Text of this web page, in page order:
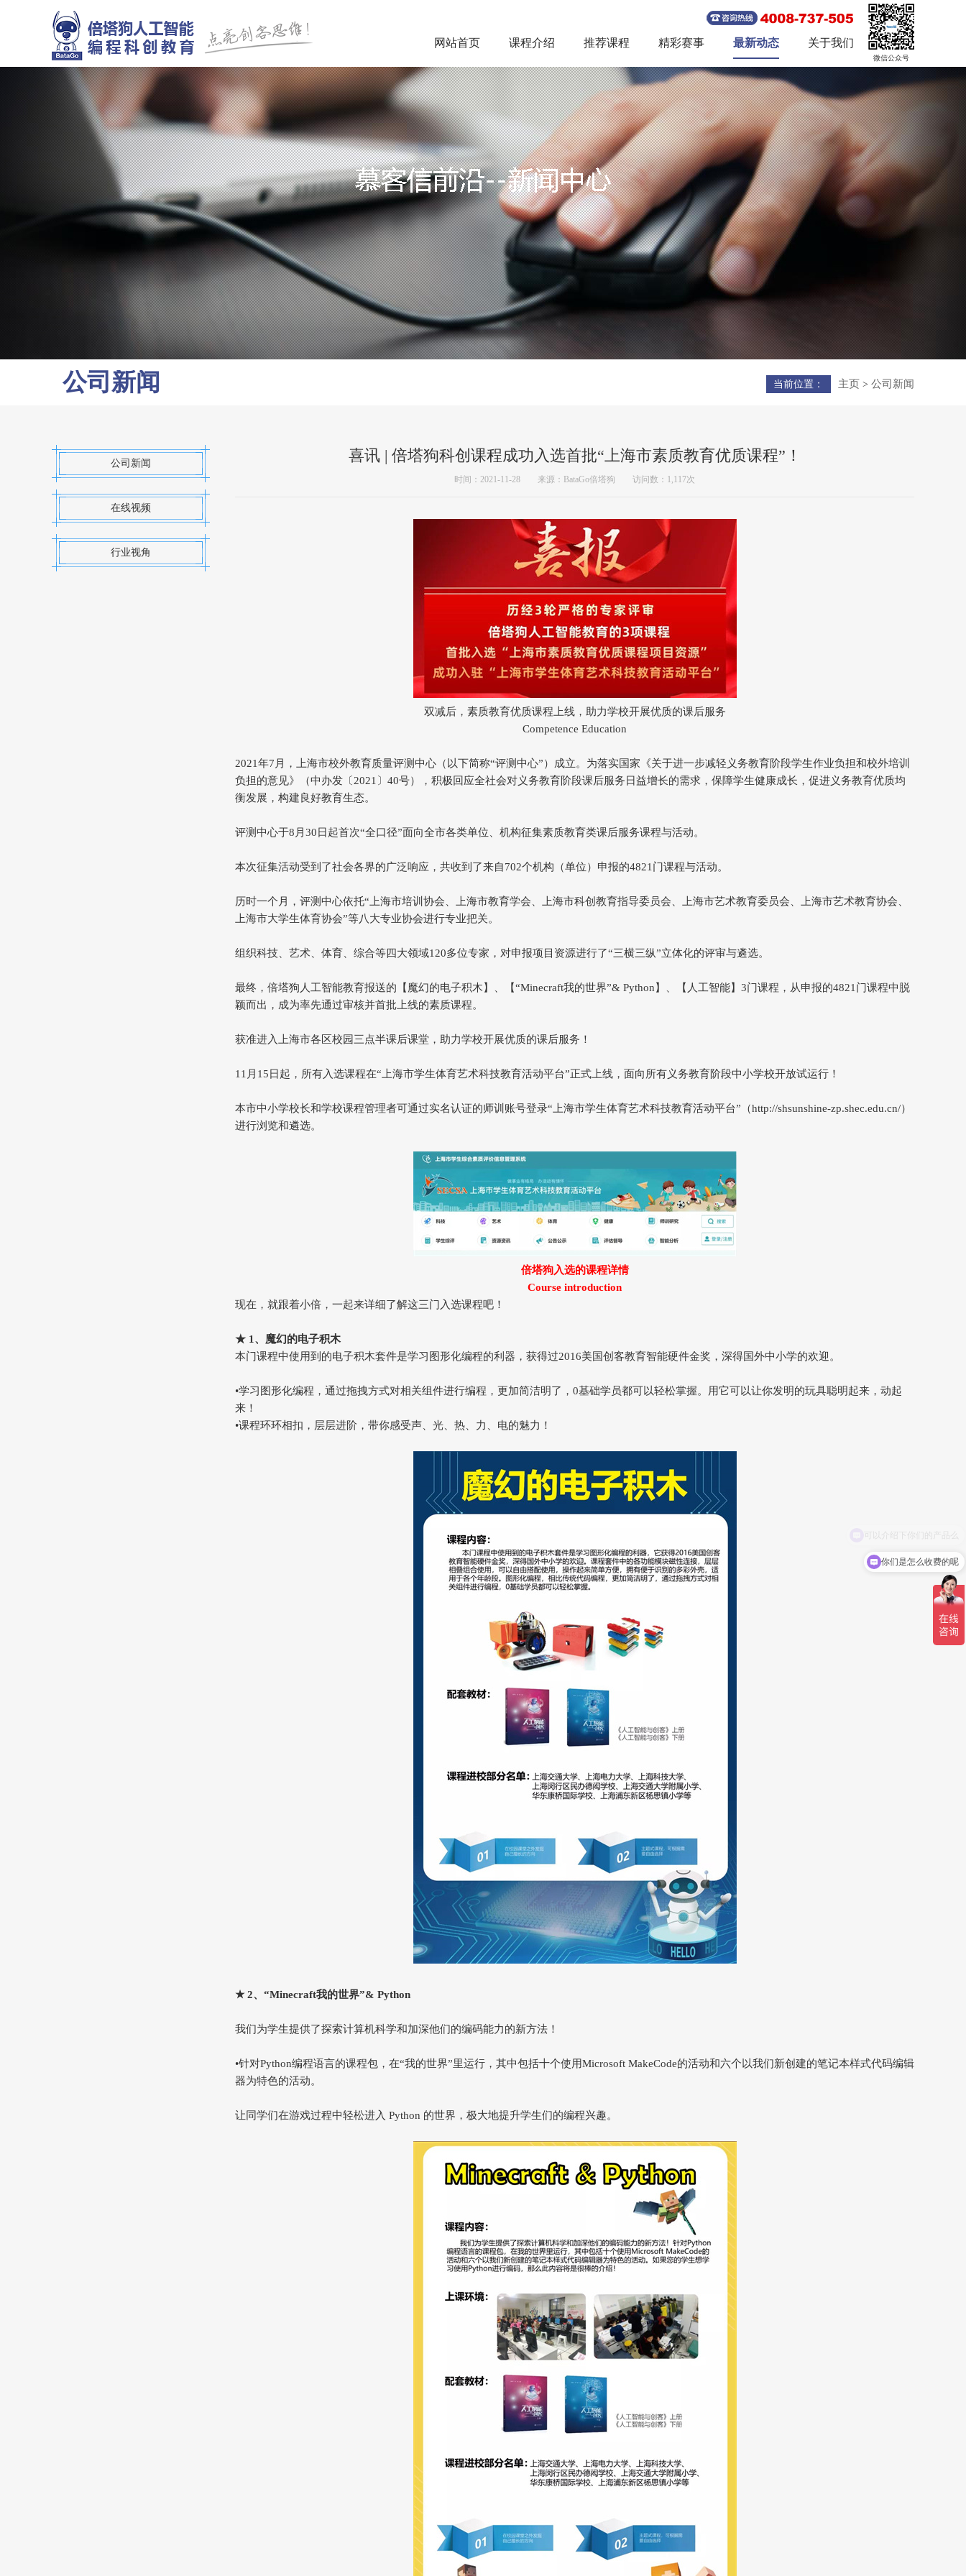
网站首页 课程介绍 推荐课程 精彩赛事 最新动态 关于我们
微信公众号
公司新闻 当前位置： 主页 > 公司新闻
公司新闻
在线视频
行业视角
喜讯 | 倍塔狗科创课程成功入选首批“上海市素质教育优质课程”！
时间：2021-11-28 来源：BataGo倍塔狗 访问数：1,117次
双减后，素质教育优质课程上线，助力学校开展优质的课后服务
Competence Education
2021年7月，上海市校外教育质量评测中心（以下简称“评测中心”）成立。为落实国家《关于进一步减轻义务教育阶段学生作业负担和校外培训
负担的意见》（中办发〔2021〕40号），积极回应全社会对义务教育阶段课后服务日益增长的需求，保障学生健康成长，促进义务教育优质均
衡发展，构建良好教育生态。
评测中心于8月30日起首次“全口径”面向全市各类单位、机构征集素质教育类课后服务课程与活动。
本次征集活动受到了社会各界的广泛响应，共收到了来自702个机构（单位）申报的4821门课程与活动。
历时一个月，评测中心依托“上海市培训协会、上海市教育学会、上海市科创教育指导委员会、上海市艺术教育委员会、上海市艺术教育协会、
上海市大学生体育协会”等八大专业协会进行专业把关。
组织科技、艺术、体育、综合等四大领域120多位专家，对申报项目资源进行了“三横三纵”立体化的评审与遴选。
最终，倍塔狗人工智能教育报送的【魔幻的电子积木】、【“Minecraft我的世界”& Python】、【人工智能】3门课程，从申报的4821门课程中脱
颖而出，成为率先通过审核并首批上线的素质课程。
获准进入上海市各区校园三点半课后课堂，助力学校开展优质的课后服务！
11月15日起，所有入选课程在“上海市学生体育艺术科技教育活动平台”正式上线，面向所有义务教育阶段中小学校开放试运行！
本市中小学校长和学校课程管理者可通过实名认证的师训账号登录“上海市学生体育艺术科技教育活动平台”（http://shsunshine-zp.shec.edu.cn/）
进行浏览和遴选。
倍塔狗入选的课程详情
Course introduction
现在，就跟着小倍，一起来详细了解这三门入选课程吧！
★ 1、魔幻的电子积木
本门课程中使用到的电子积木套件是学习图形化编程的利器，获得过2016美国创客教育智能硬件金奖，深得国外中小学的欢迎。
•学习图形化编程，通过拖拽方式对相关组件进行编程，更加简洁明了，0基础学员都可以轻松掌握。用它可以让你发明的玩具聪明起来，动起
来！
•课程环环相扣，层层进阶，带你感受声、光、热、力、电的魅力！
★ 2、“Minecraft我的世界”& Python
我们为学生提供了探索计算机科学和加深他们的编码能力的新方法！
•针对Python编程语言的课程包，在“我的世界”里运行，其中包括十个使用Microsoft MakeCode的活动和六个以我们新创建的笔记本样式代码编辑
器为特色的活动。
让同学们在游戏过程中轻松进入 Python 的世界，极大地提升学生们的编程兴趣。
你们是怎么收费的呢